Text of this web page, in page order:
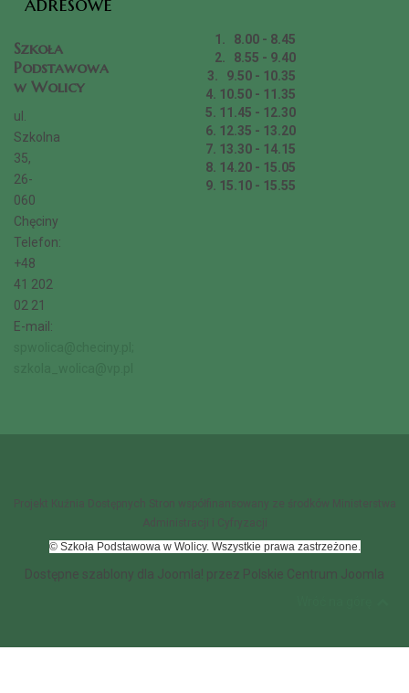
Szkoła
Podstawowa
w Wolicy
ul.
Szkolna
35,
26-
060
Chęciny
Telefon:
+48
41 202
02 21
E-mail:
1. 8.00 - 8.45
2. 8.55 - 9.40
3. 9.50 - 10.35
4. 10.50 - 11.35
5. 11.45 - 12.30
6. 12.35 - 13.20
7. 13.30 - 14.15
8. 14.20 - 15.05
9. 15.10 - 15.55
Projekt Kuźnia Dostępnych Stron współfinansowany ze środków Ministerstwa
Administracji i Cyfryzacji
© Szkoła Podstawowa w Wolicy. Wszystkie prawa zastrzeżone.
Dostępne szablony dla Joomla! przez Polskie Centrum Joomla